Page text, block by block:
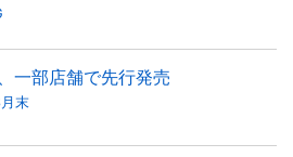
一部店舗で先行発売
末